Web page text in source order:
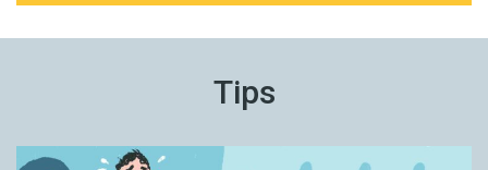
Tips